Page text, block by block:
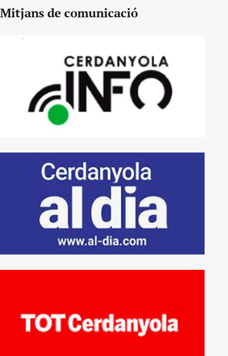
Mitjans de comunicació